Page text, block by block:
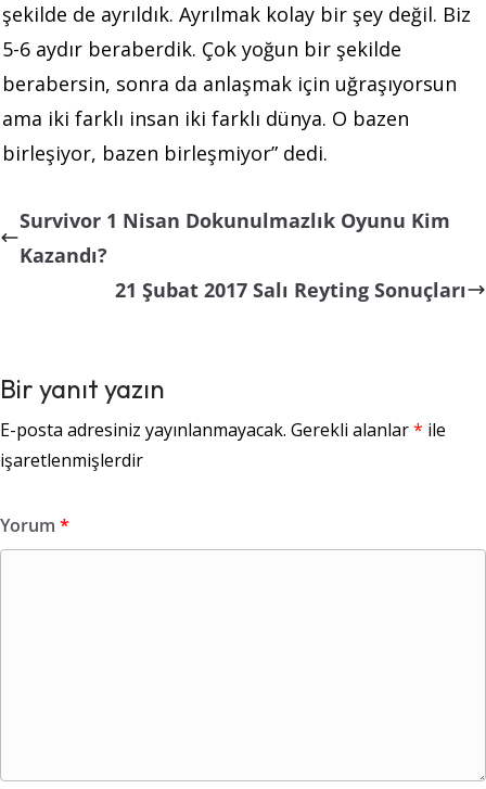
şekilde de ayrıldık. Ayrılmak kolay bir şey değil. Biz
5-6 aydır beraberdik. Çok yoğun bir şekilde
berabersin, sonra da anlaşmak için uğraşıyorsun
ama iki farklı insan iki farklı dünya. O bazen
birleşiyor, bazen birleşmiyor” dedi.
Survivor 1 Nisan Dokunulmazlık Oyunu Kim
Kazandı?
21 Şubat 2017 Salı Reyting Sonuçları
Bir yanıt yazın
E-posta adresiniz yayınlanmayacak. Gerekli alanlar* ile
işaretlenmişlerdir
Yorum *